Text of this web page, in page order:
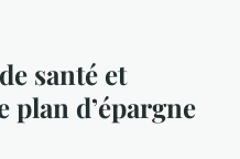
santé et
plan d’épargne